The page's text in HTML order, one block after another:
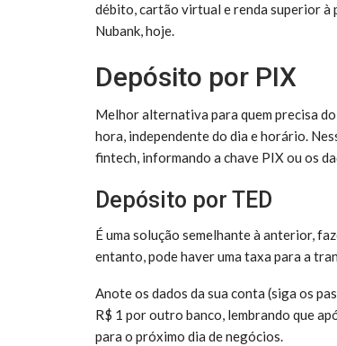
débito, cartão virtual e renda superior à
Nubank, hoje.
Depósito por PIX
Melhor alternativa para quem precisa
hora, independente do dia e horário.
fintech, informando a chave PIX ou os
Depósito por TED
É uma solução semelhante à anterior,
entanto, pode haver uma taxa para a
Anote os dados da sua conta (siga os
R$ 1 por outro banco, lembrando que
para o próximo dia de negócios.